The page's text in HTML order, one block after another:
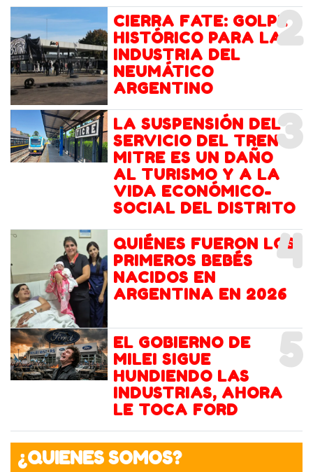
2
CIERRA FATE: GOLPE
HISTÓRICO PARA LA
INDUSTRIA DEL
NEUMÁTICO
ARGENTINO
3
LA SUSPENSIÓN DEL
SERVICIO DEL TREN
MITRE ES UN DAÑO
AL TURISMO Y A LA
VIDA ECONÓMICO-
SOCIAL DEL DISTRITO
4
QUIÉNES FUERON LOS
PRIMEROS BEBÉS
NACIDOS EN
ARGENTINA EN 2026
5
EL GOBIERNO DE
MILEI SIGUE
HUNDIENDO LAS
INDUSTRIAS, AHORA
LE TOCA FORD
¿QUIENES SOMOS?